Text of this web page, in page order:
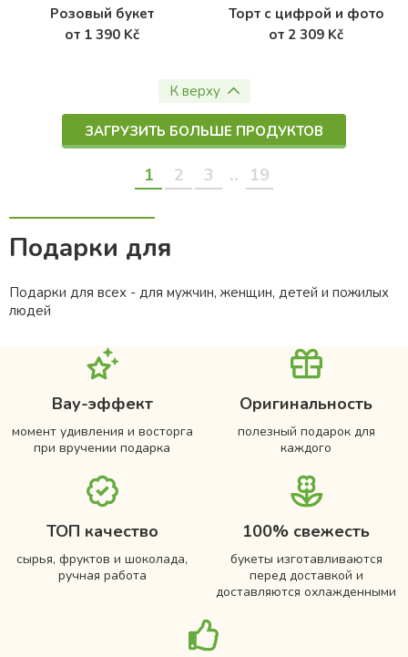
Розовый букет
от 1 390 Kč
Торт с цифрой и фото
от 2 309 Kč
К верху
ЗАГРУЗИТЬ БОЛЬШЕ ПРОДУКТОВ
1 2 3 .. 19
Подарки для
Подарки для всех - для мужчин, женщин, детей и пожилых
людей
Вау-эффект
момент удивления и восторга
при вручении подарка
Оригинальность
полезный подарок для
каждого
ТОП качество
сырья, фруктов и шоколада,
ручная работа
100% свежесть
букеты изготавливаются
перед доставкой и
доставляются охлажденными